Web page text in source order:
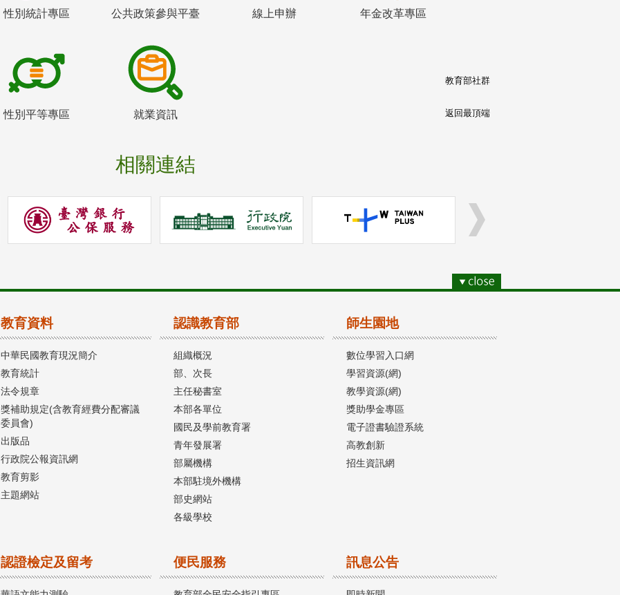
性別統計專區 公共政策參與平臺 線上申辦 年金改革專區
性別平等專區 就業資訊
相關連結
教育部社群
返回最頂端
教育資料
中華民國教育現況簡介
教育統計
法令規章
獎補助規定(含教育經費分配審議
委員會)
出版品
行政院公報資訊網
教育剪影
主題網站
認識教育部
組織概況
部、次長
主任秘書室
本部各單位
國民及學前教育署
青年發展署
部屬機構
本部駐境外機構
部史網站
各級學校
師生園地
數位學習入口網
學習資源(網)
教學資源(網)
獎助學金專區
電子證書驗證系統
高教創新
招生資訊網
認證檢定及留考 便民服務 訊息公告